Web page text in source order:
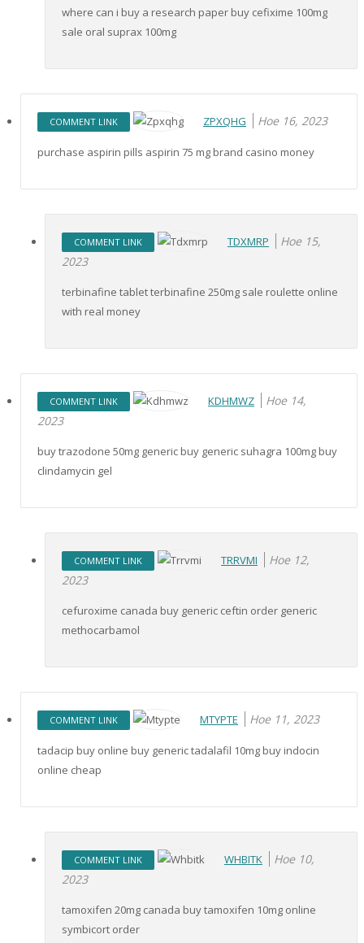
where can i buy a research paper buy cefixime 100mg
sale oral suprax 100mg
COMMENT LINK ZPXQHG Ное 16, 2023
purchase aspirin pills aspirin 75 mg brand casino money
COMMENT LINK TDXMRP
Ное 15,
2023
terbinafine tablet terbinafine 250mg sale roulette online
with real money
COMMENT LINK KDHMWZ
Ное 14,
2023
buy trazodone 50mg generic buy generic suhagra 100mg buy
clindamycin gel
COMMENT LINK TRRVMI
Ное 12,
2023
cefuroxime canada buy generic ceftin order generic
methocarbamol
COMMENT LINK MTYPTE Ное 11, 2023
tadacip buy online buy generic tadalafil 10mg buy indocin
online cheap
COMMENT LINK WHBITK
Ное 10,
2023
tamoxifen 20mg canada buy tamoxifen 10mg online
symbicort order